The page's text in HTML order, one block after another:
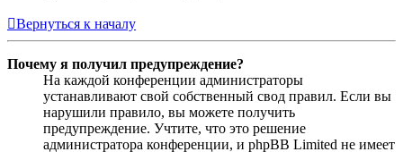
Вернуться к началу
Почему я получил предупреждение?
На каждой конференции администраторы
устанавливают свой собственный свод правил. Если вы
нарушили правило, вы можете получить
предупреждение. Учтите, что это решение
администратора конференции, и phpBB Limited не имеет